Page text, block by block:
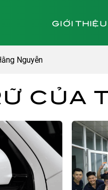
GIỚI THIỆU
Nguyễn
CỦA